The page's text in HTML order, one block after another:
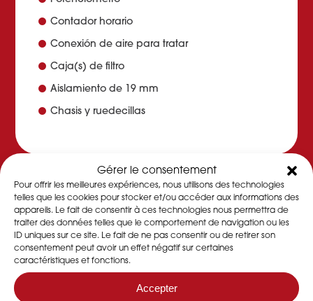
Gérer le consentement
Pour offrir les meilleures expériences, nous utilisons des technologies
telles que les cookies pour stocker et/ou accéder aux informations des
appareils. Le fait de consentir à ces technologies nous permettra de
traiter des données telles que le comportement de navigation ou les
ID uniques sur ce site. Le fait de ne pas consentir ou de retirer son
consentement peut avoir un effet négatif sur certaines
caractéristiques et fonctions.
Accepter
Contador horario
Conexión de aire para tratar
Caja(s) de filtro
Aislamiento de 19 mm
Chasis y ruedecillas
DOCUMENTACIÓN
FICHE PRODUIT